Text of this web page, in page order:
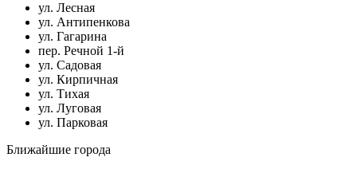
ул. Лесная
ул. Антипенкова
ул. Гагарина
пер. Речной 1-й
ул. Садовая
ул. Кирпичная
ул. Тихая
ул. Луговая
ул. Парковая
Ближайшие города